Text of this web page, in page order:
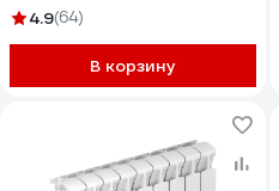
500-10-VR
4.9(64)
В корзину